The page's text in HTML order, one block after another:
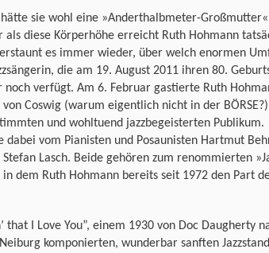
sie wohl eine »Anderthalbmeter-Großmutter«
als diese Körperhöhe erreicht Ruth Hohmann
es immer wieder, über welch enormen
die am 19. August 2011 ihren 80.
verfügt. Am 6. Februar gastierte Ruth
Coswig (warum eigentlich nicht in der
und wohltuend jazzbegeisterten Publikum.
dabei vom Pianisten und Posaunisten Hartmut
Stefan Lasch. Beide gehören zum renommierten
dem Ruth Hohmann bereits seit 1972 den Part
that I Love You”, einem 1930 von Doc Daugherty
komponierten, wunderbar sanften